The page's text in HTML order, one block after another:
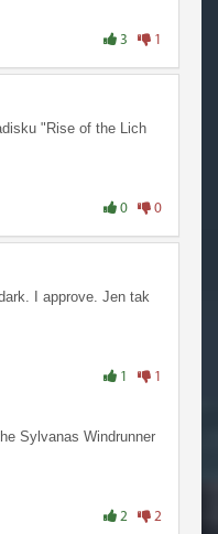
musí mezi sebou
měl rád battlegroundy
romantickým
jinde.
3 1
"Rise of the Lich
0 0
I approve. Jen tak
1 1
Sylvanas Windrunner
2 2